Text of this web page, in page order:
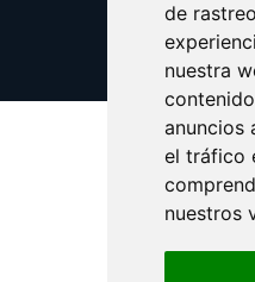
de
nuestra
anuncios
el tráfico
nuestros
Update
Copyright ©